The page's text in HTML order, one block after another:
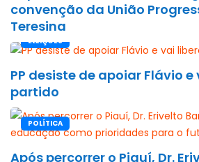
convenção da União
Teresina
ELEIÇÕES
PP desiste de apoiar Flávio
partido
POLÍTICA
Após percorrer o Piauí, Dr.